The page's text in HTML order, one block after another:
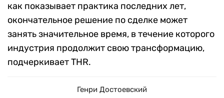
как показывает практика последних лет,
окончательное решение по сделке может
занять значительное время, в течение которого
индустрия продолжит свою трансформацию,
подчеркивает THR.
Генри Достоевский